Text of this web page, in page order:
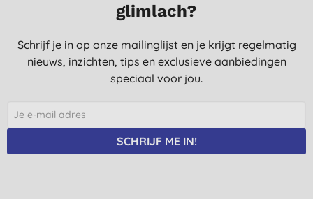
glimlach?
Schrijf je in op onze mailinglijst en je krijgt regelmatig
nieuws, inzichten, tips en exclusieve aanbiedingen
speciaal voor jou.
SCHRIJF ME IN!